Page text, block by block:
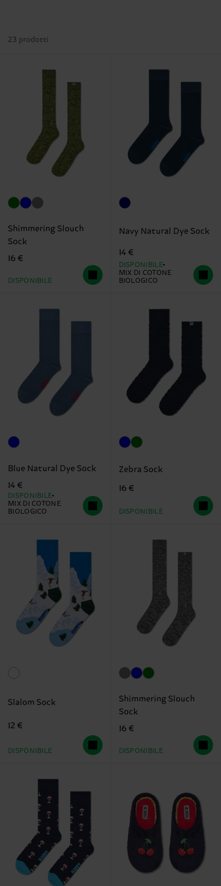
23 prodotti
Shimmering Slouch
Sock
16 €
DISPONIBILE
Navy Natural Dye Sock
14 €
DISPONIBILE
MIX DI COTONE
BIOLOGICO
Blue Natural Dye Sock
14 €
DISPONIBILE
MIX DI COTONE
BIOLOGICO
Zebra Sock
16 €
DISPONIBILE
Slalom Sock
12 €
DISPONIBILE
Shimmering Slouch
Sock
16 €
DISPONIBILE